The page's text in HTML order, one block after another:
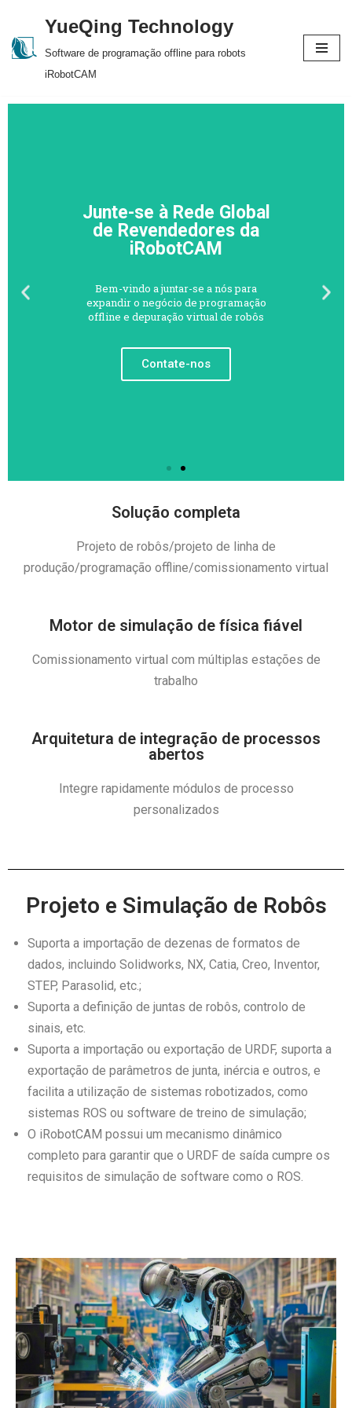
Skip
YueQing Technology
Software de programação offline para robots
iRobotCAM
Junte-se à Rede Global
de Revendedores da
iRobotCAM
Bem-vindo a juntar-se a nós para
expandir o negócio de programação
offline e depuração virtual de robôs
Contate-nos
Solução completa
Projeto de robôs/projeto de linha de
produção/programação offline/comissionamento virtual
Motor de simulação de física fiável
Comissionamento virtual com múltiplas estações de
trabalho
Arquitetura de integração de processos
abertos
Integre rapidamente módulos de processo
personalizados
Projeto e Simulação de Robôs
Suporta a importação de dezenas de formatos de
dados, incluindo Solidworks, NX, Catia, Creo, Inventor,
STEP, Parasolid, etc.;
Suporta a definição de juntas de robôs, controlo de
sinais, etc.
Suporta a importação ou exportação de URDF, suporta a
exportação de parâmetros de junta, inércia e outros, e
facilita a utilização de sistemas robotizados, como
sistemas ROS ou software de treino de simulação;
O iRobotCAM possui um mecanismo dinâmico
completo para garantir que o URDF de saída cumpre os
requisitos de simulação de software como o ROS.